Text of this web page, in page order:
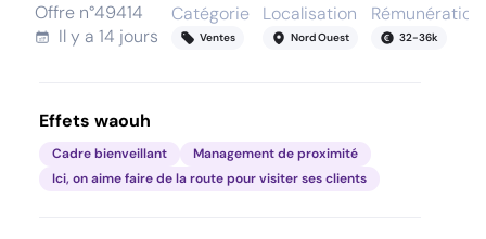
Offre n°49414
Il y a 14 jours
Catégorie
Ventes
Localisation
Nord Ouest
Rémunération
32-36k
Effets waouh
Cadre bienveillant
Management de proximité
Ici, on aime faire de la route pour visiter ses clients